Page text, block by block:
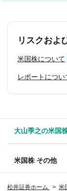
松井証券ホーム 米
リスクおよ
米国株について
レポートについ
大山季之の米国
米国株 その他